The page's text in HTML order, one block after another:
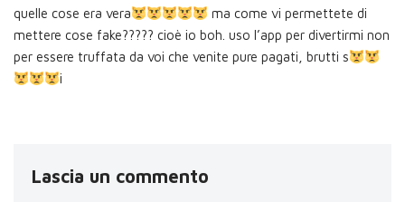
quelle cose era vera
ma come vi permettete di
mettere cose fake????? cioè io boh. uso l’app per divertirmi non
per essere truffata da voi che venite pure pagati, brutti s
i
Lascia un commento